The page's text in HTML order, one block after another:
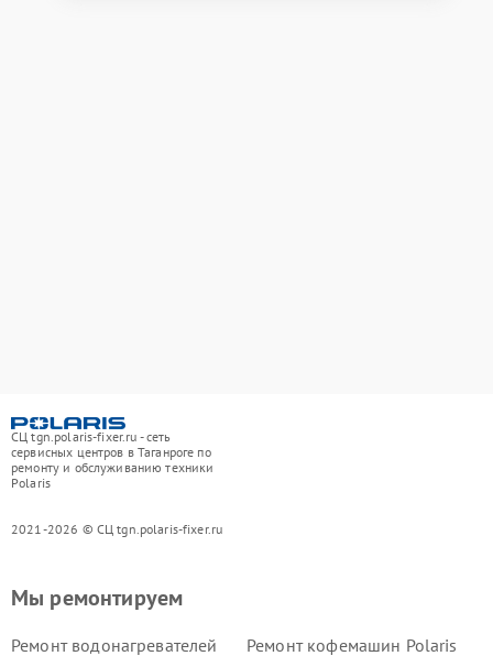
СЦ tgn.polaris-fixer.ru - сеть
сервисных центров в Таганроге по
ремонту и обслуживанию техники
Polaris
2021-2026 © СЦ tgn.polaris-fixer.ru
Мы ремонтируем
Ремонт водонагревателей
Ремонт кофемашин Polaris